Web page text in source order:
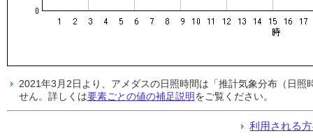
2021年3月2日より、アメダスの日照時間は「推計気象分布（日
せん。詳しくは要素ごとの値の補足説明をご覧ください。
利用される